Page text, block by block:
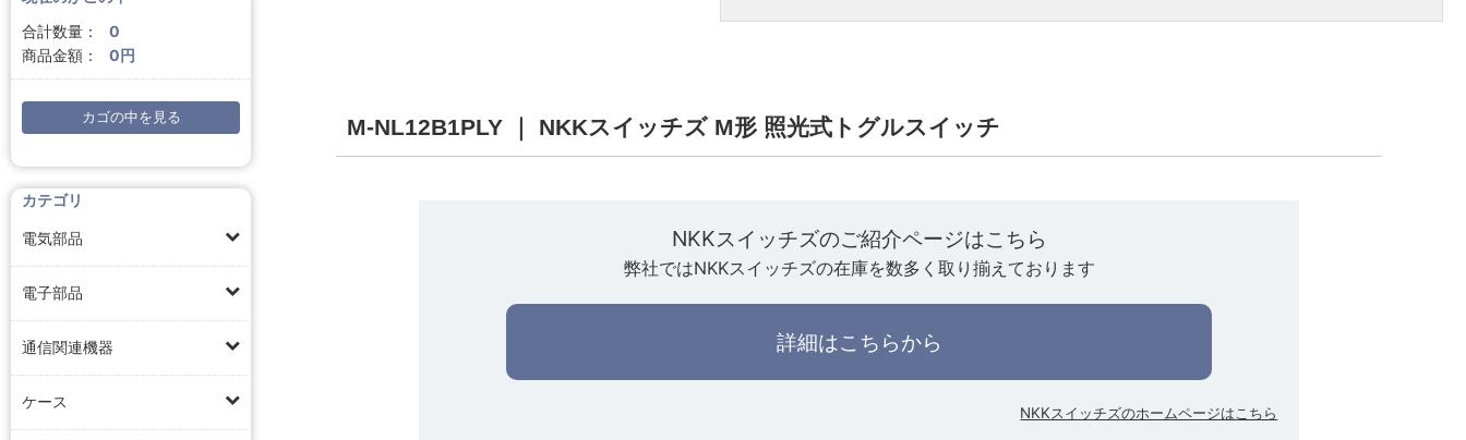
合計数量：
0
商品金額：
0円
カゴの中を見る
カテゴリ
電気部品
電子部品
通信関連機器
ケース
M-NL12B1PLY ｜ NKKスイッチズ M形 照光式トグルスイッチ
NKKスイッチズのご紹介ページはこちら
弊社ではNKKスイッチズの在庫を数多く取り揃えております
詳細はこちらから
NKKスイッチズのホームページはこちら